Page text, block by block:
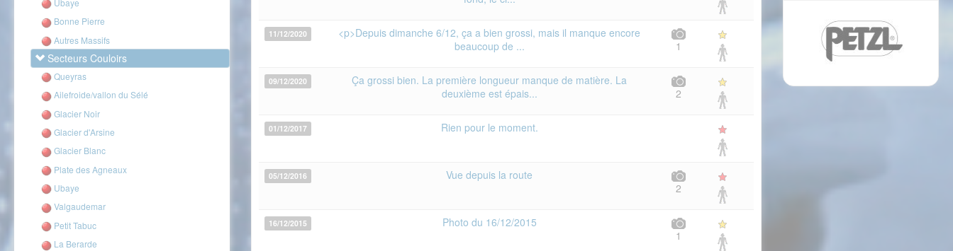
Bonne Pierre
Autres Massifs
Secteurs Couloirs
Queyras
Ailefroide/vallon du Sélé
Glacier Noir
Glacier d'Arsine
Glacier Blanc
Plate des Agneaux
Ubaye
Valgaudemar
Petit Tabuc
La Berarde
11/12/2020
<p>Depuis dimanche 6/12, ça a bien grossi, mais il manque encore
beaucoup de ...
1
09/12/2020
Ça grossi bien. La première longueur manque de matière. La
deuxième est épais...
2
01/12/2017 Rien pour le moment.
05/12/2016
Vue depuis la route
2
16/12/2015
Photo du 16/12/2015
1